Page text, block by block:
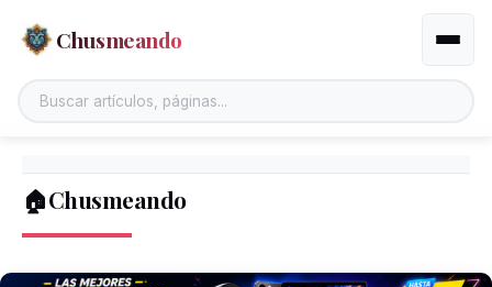
Chusmeando
🏠Chusmeando